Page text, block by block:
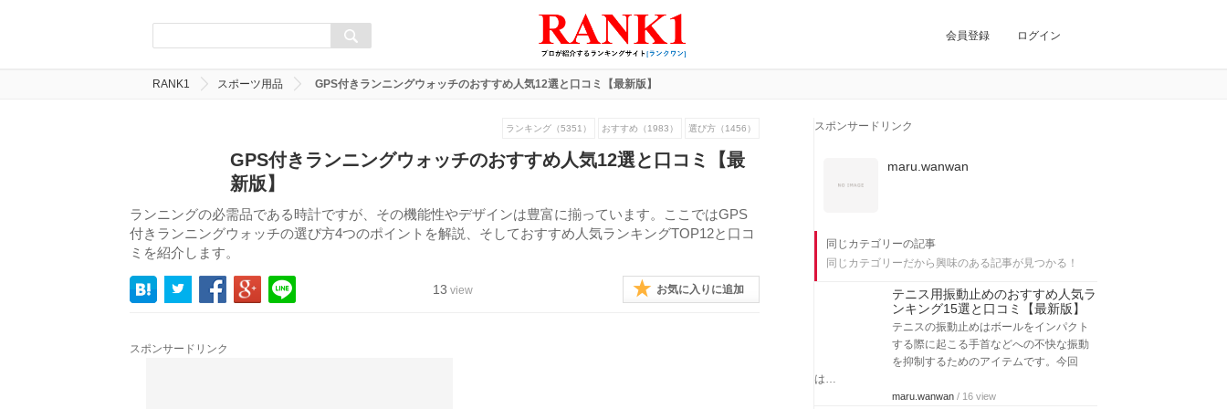
会員登録 ログイン
RANK1 スポーツ用品 GPS付きランニングウォッチのおすすめ人気12選と口コミ【最新版】
ランキング（5351） おすすめ（1983） 選び方（1456）
GPS付きランニングウォッチのおすすめ人気12選と口コミ【最
新版】
ランニングの必需品である時計ですが、その機能性やデザインは豊富に揃っています。ここではGPS
付きランニングウォッチの選び方4つのポイントを解説、そしておすすめ人気ランキングTOP12と口コ
ミを紹介します。
13 view お気に入りに追加
スポンサードリンク
スポンサードリンク
maru.wanwan
同じカテゴリーの記事
同じカテゴリーだから興味のある記事が見つかる！
テニス用振動止めのおすすめ人気ラ
ンキング15選と口コミ【最新版】
テニスの振動止めはボールをインパクト
する際に起こる手首などへの不快な振動
を抑制するためのアイテムです。今回
は…
maru.wanwan / 16 view